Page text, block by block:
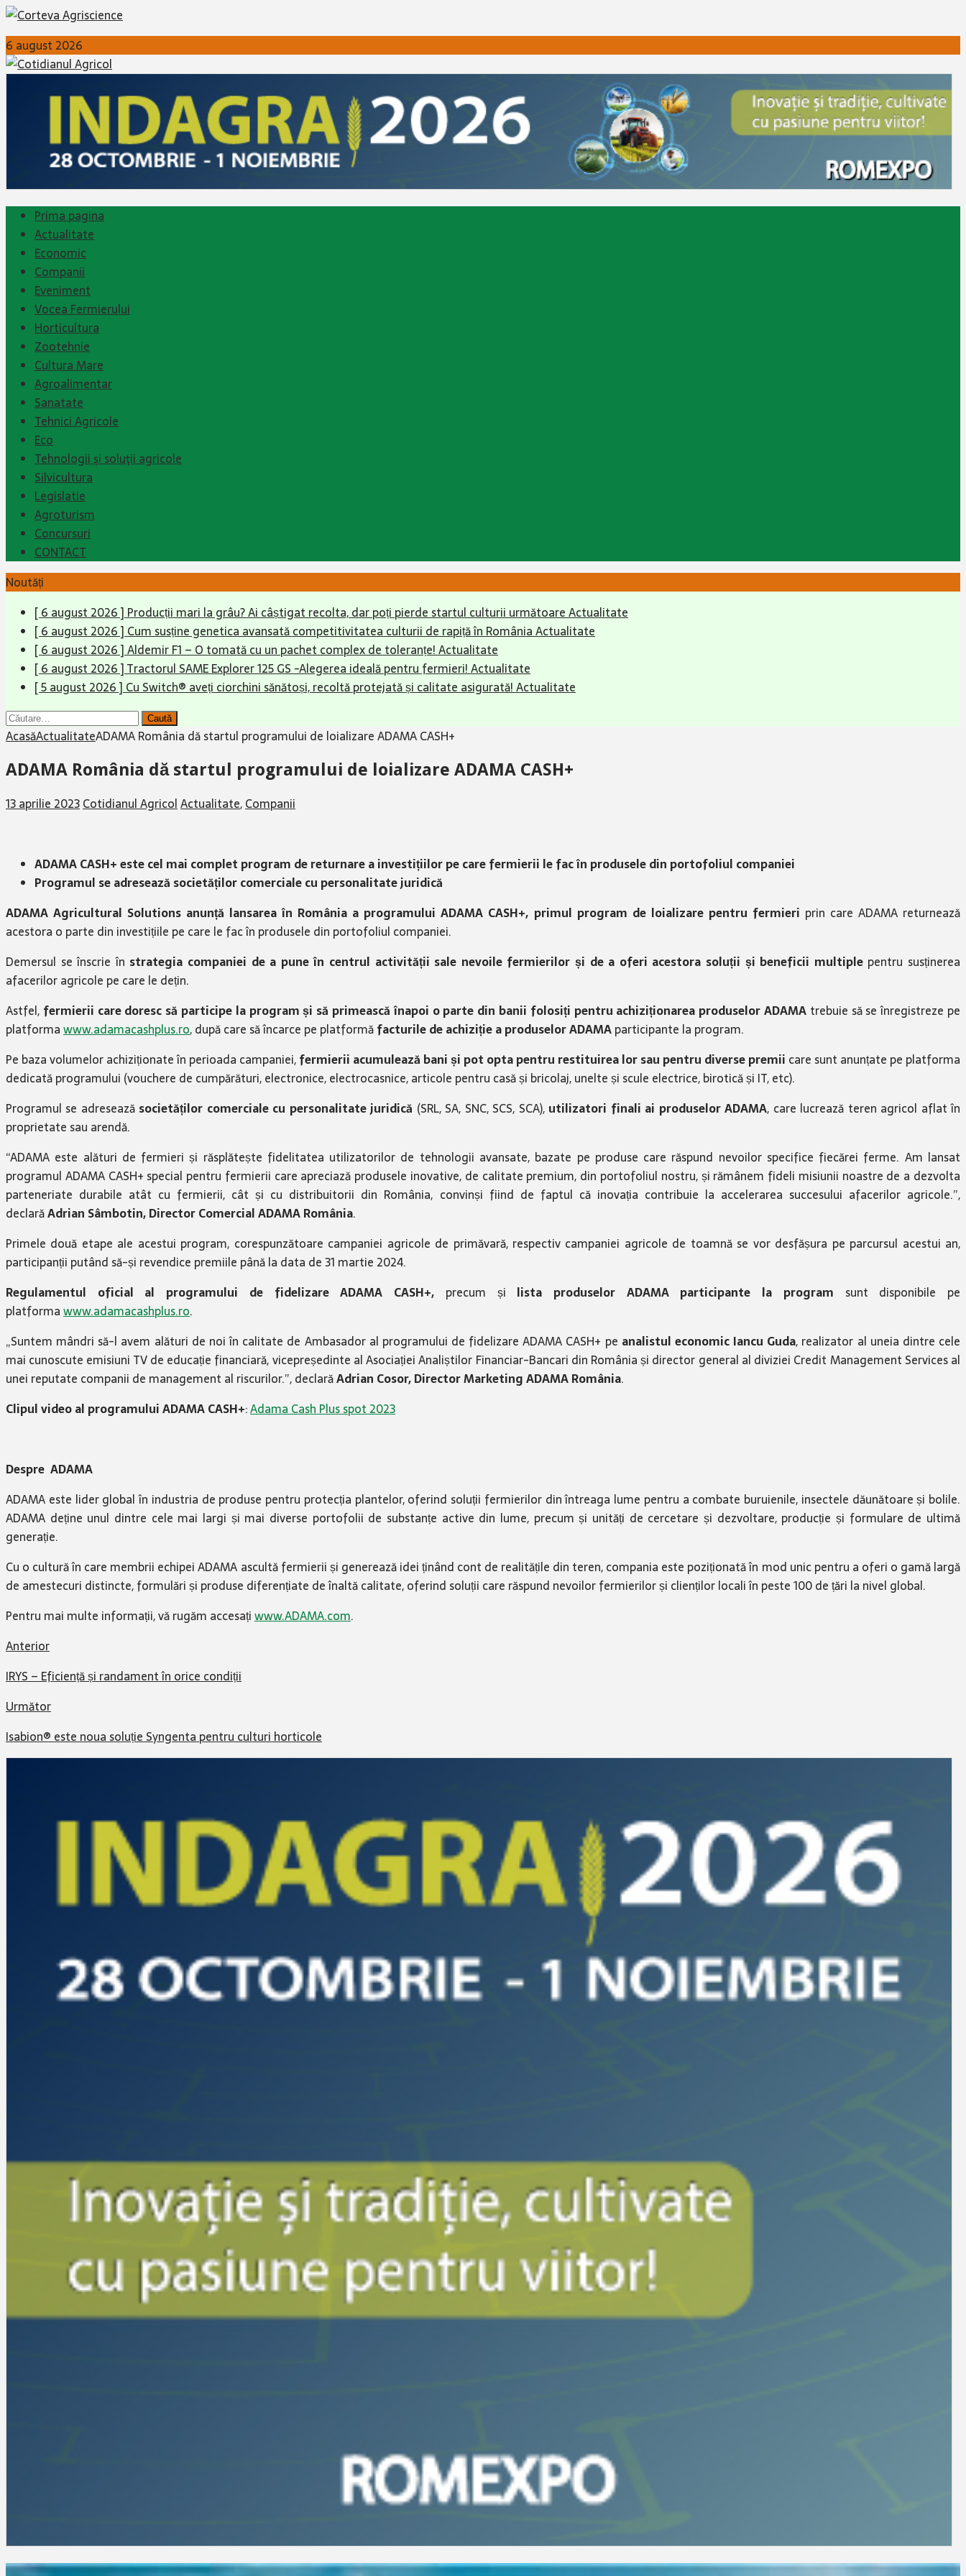
6 august 2026
Prima pagina
Actualitate
Economic
Companii
Eveniment
Vocea Fermierului
Horticultura
Zootehnie
Cultura Mare
Agroalimentar
Sanatate
Tehnici Agricole
Eco
Tehnologii şi soluţii agricole
Silvicultura
Legislatie
Agroturism
Concursuri
CONTACT
Noutăți
[ 6 august 2026 ]Producții mari la grâu? Ai câștigat recolta, dar poți pierde startul culturii următoareActualitate
[ 6 august 2026 ]Cum susține genetica avansată competitivitatea culturii de rapiță în RomâniaActualitate
[ 6 august 2026 ]Aldemir F1 – O tomată cu un pachet complex de toleranțe!Actualitate
[ 6 august 2026 ]Tractorul SAME Explorer 125 GS -Alegerea ideală pentru fermieri!Actualitate
[ 5 august 2026 ]Cu Switch® aveți ciorchini sănătoși, recoltă protejată și calitate asigurată!Actualitate
Caută
după:
AcasăActualitateADAMA România dă startul programului de loializare ADAMA CASH+
ADAMA România dă startul programului de loializare ADAMA CASH+
13 aprilie 2023Cotidianul AgricolActualitate,Companii
ADAMA CASH+ este cel mai complet program de returnare a investițiilor pe care fermierii le fac în produsele din portofoliul companiei
Programul se adresează societăților comerciale cu personalitate juridică
ADAMA Agricultural Solutions anunță lansarea în România a programului ADAMA CASH+, primul program de loializare pentru fermieri prin care ADAMA returnează
acestora o parte din investițiile pe care le fac în produsele din portofoliul companiei.
Demersul se înscrie în strategia companiei de a pune în centrul activității sale nevoile fermierilor și de a oferi acestora soluții și beneficii multiplepentru susținerea
afacerilor agricole pe care le dețin.
Astfel, fermierii care doresc să participe la program și să primească înapoi o parte din banii folosiți pentru achiziționarea produselor ADAMA trebuie să se înregistreze pe
platformawww.adamacashplus.ro, după care să încarce pe platformăfacturile de achiziție a produselor ADAMAparticipante la program.
Pe baza volumelor achiziționate în perioada campaniei,fermierii acumulează bani și pot opta pentru restituirea lor sau pentru diverse premii care sunt anunțate pe platforma
dedicată programului (vouchere de cumpărături, electronice, electrocasnice, articole pentru casă și bricolaj, unelte și scule electrice, birotică și IT, etc).
Programul se adresează societăților comerciale cu personalitate juridică (SRL, SA, SNC, SCS, SCA), utilizatori finali ai produselor ADAMA, care lucrează teren agricol aflat în
proprietate sau arendă.
“ADAMA este alături de fermieri și răsplătește fidelitatea utilizatorilor de tehnologii avansate, bazate pe produse care răspund nevoilor specifice fiecărei ferme. Am lansat
programul ADAMA CASH+ special pentru fermierii care apreciază produsele inovative, de calitate premium, din portofoliul nostru, și rămânem fideli misiunii noastre de a dezvolta
parteneriate durabile atât cu fermierii, cât și cu distribuitorii din România, convinși fiind de faptul că inovația contribuie la accelerarea succesului afacerilor agricole.”,
declarăAdrian Sâmbotin, Director Comercial ADAMA România.
Primele două etape ale acestui program, corespunzătoare campaniei agricole de primăvară, respectiv campaniei agricole de toamnă se vor desfășura pe parcursul acestui an,
participanții putând să-și revendice premiile până la data de 31 martie 2024.
Regulamentul oficial al programului de fidelizare ADAMA CASH+, precum și lista produselor ADAMA participante la program sunt disponibile pe
platformawww.adamacashplus.ro.
„Suntem mândri să-l avem alături de noi în calitate de Ambasador al programului de fidelizare ADAMA CASH+ pe analistul economic Iancu Guda, realizator al uneia dintre cele
mai cunoscute emisiuni TV de educație financiară, vicepreședinte al Asociației Analiștilor Financiar-Bancari din România și director general al diviziei Credit Management Services al
unei reputate companii de management al riscurilor.”, declarăAdrian Cosor, Director MarketingADAMA România.
Clipul video al programului ADAMA CASH+:Adama Cash Plus spot 2023
Despre ADAMA
ADAMA este lider global în industria de produse pentru protecția plantelor, oferind soluții fermierilor din întreaga lume pentru a combate buruienile, insectele dăunătoare și bolile.
ADAMA deține unul dintre cele mai largi și mai diverse portofolii de substanțe active din lume, precum și unități de cercetare și dezvoltare, producție și formulare de ultimă
generație.
Cu o cultură în care membrii echipei ADAMA ascultă fermierii și generează idei ținând cont de realitățile din teren, compania este poziționată în mod unic pentru a oferi o gamă largă
de amestecuri distincte, formulări și produse diferențiate de înaltă calitate, oferind soluții care răspund nevoilor fermierilor și clienților locali în peste 100 de țări la nivel global.
Pentru mai multe informații, vă rugăm accesațiwww.ADAMA.com.
Anterior
IRYS – Eficiență și randament în orice condiții
Următor
Isabion® este noua soluție Syngenta pentru culturi horticole